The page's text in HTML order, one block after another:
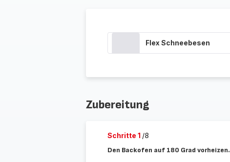
Flex Schneebesen
Zubereitung
Schritte 1 /8
Den Backofen auf 180 Grad vorheizen.